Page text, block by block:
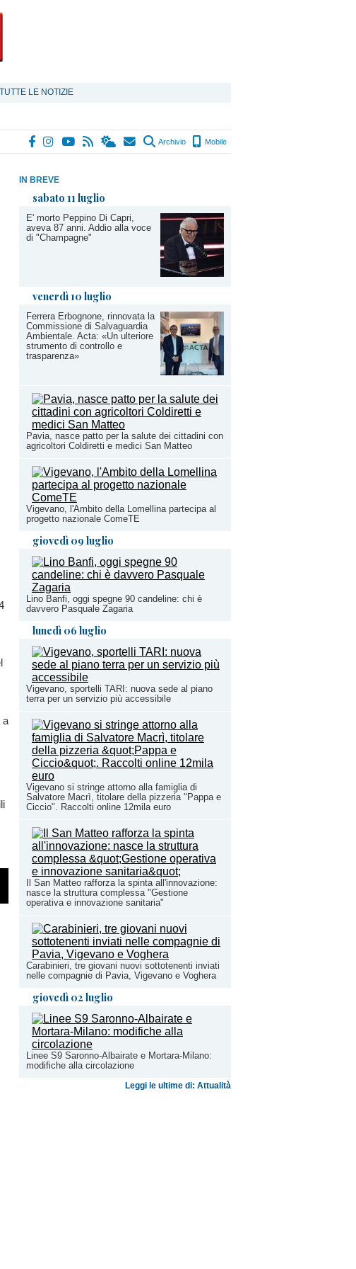
TUTTE LE NOTIZIE
Archivio Mobile
IN BREVE
sabato 11 luglio
E' morto Peppino Di Capri,
aveva 87 anni. Addio alla voce
di "Champagne"
venerdì 10 luglio
Ferrera Erbognone, rinnovata la
Commissione di Salvaguardia
Ambientale. Acta: «Un ulteriore
strumento di controllo e
trasparenza»
Pavia, nasce patto per la salute dei cittadini con
agricoltori Coldiretti e medici San Matteo
Vigevano, l'Ambito della Lomellina partecipa al
progetto nazionale ComeTE
giovedì 09 luglio
Lino Banfi, oggi spegne 90 candeline: chi è
davvero Pasquale Zagaria
lunedì 06 luglio
Vigevano, sportelli TARI: nuova sede al piano
terra per un servizio più accessibile
Vigevano si stringe attorno alla famiglia di
Salvatore Macrì, titolare della pizzeria "Pappa e
Ciccio". Raccolti online 12mila euro
Il San Matteo rafforza la spinta all'innovazione:
nasce la struttura complessa "Gestione
operativa e innovazione sanitaria"
Carabinieri, tre giovani nuovi sottotenenti inviati
nelle compagnie di Pavia, Vigevano e Voghera
giovedì 02 luglio
Linee S9 Saronno-Albairate e Mortara-Milano:
modifiche alla circolazione
Leggi le ultime di: Attualità
a